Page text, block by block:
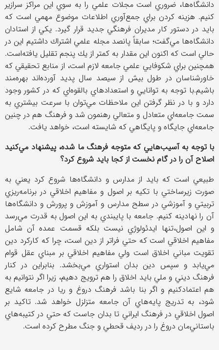
دانشگاه‌ها، ضروري است مجلات علمي را به سوي اين مراكز سرازير
كنيم. هزينه كردن براي جمع‌آوري اطلاعات موضوع مهمي است كه
بايد در دستور كار مديران فرهنگي جديد قرار گيرد. يكي از استادان
دانشگاه‌ها مي‌گفت؛ سابقاً پانصد مجله علمي اشتراك داشتيم اين در
حالي است كه اكنون اين مقدار به كمتر از يك پنجم تقليل يافته‌است.
همچنين براي شكوفايي علمي جامعه لازم است، از منابع تحقيقي كه
خاورشناسان در طول بيش از سيصد سال پديد آورده‌اند بهره‌مند
باشيم.با توجه به توانايي و استعدادهاي بالقوه‌اي كه در كشور وجود
دارد و با در نظر گرفتن اين ملاحظات مي‌توان با سرعت بيشتري به
سمت جامعه‌اي متعادل و متعالي رهنمون شد و فرهنگ هم در چنين
جامعه‌اي جايگاه و پايگاهي كه شايسته‌ است، خواهد يافت.
با توجه به آسيب‌هايي كه متوجه فرهنگ ما شده، پيشنهاد مي‌كنيد
اصلاح آن را در گام نخست از كجا بايد شروع كرد؟
طبيعي است كه‌ بايد از مدارس و دانشگاه‌ها شروع كرد يعني به
صورت زيرساختي با تكيه بر اصول و مفاهيم اخلاقي در برنامه‌ريزي
تربيتي و آموزشي در سطح مدارس و آموزش و پرورش و دانشگاه‌ها
آن را نهادينه کنيم. جامعه با پايبندي به اين اصول به قدرت مي‌رسد
و اين اصول،تنها ايدئولوژي نيست بلكه قسمت عمده آن شامل
مفاهيم اخلاقي است كه حتي فراتر از دين است، چرا كه كاركرد دين
تقويت مباني اخلاق است ولي مفاهيم اخلاقي بر مبناي عقل قوام
مي‌يابد و سپس دين بدان استواري مي‌بخشد. بنابراين در كنار
فرهنگ ديني و ملي بايد اخلاق را هم ترويج دهيم، زيرا اگر نتوانيم به
هم اعتمادكنيم و اگر بنا باشد فرهنگ دروغ و ريا در جامعه شايع
شود، به تدريج پايه‌هاي آن جامعه متزلزل خواهد شد. تاكيد بر
اصول اخلاقي در فرهنگ ايراني تا بدان جاست كه حتي در كتيبه‌هاي
باستاني‌مان دروغ را در رديف قحطي و جنگ مطرح كرده‌ است.